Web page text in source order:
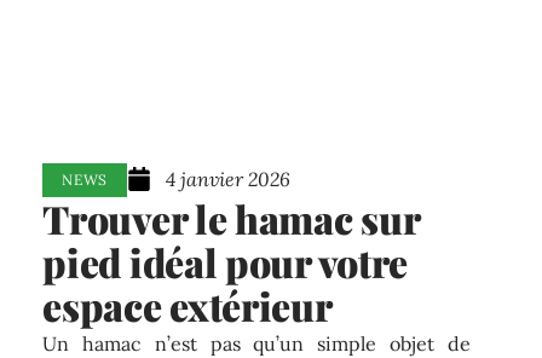
NEWS 4 janvier 2026
Trouver le hamac sur
pied idéal pour votre
espace extérieur
Un hamac n’est pas qu’un simple objet de